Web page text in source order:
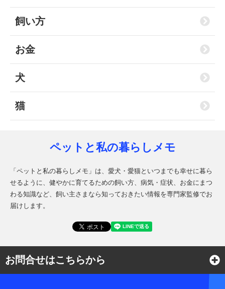
飼い方
お金
犬
猫
ペットと私の暮らしメモ
「ペットと私の暮らしメモ」は、愛犬・愛猫といつまでも幸せに暮ら
せるように、健やかに育てるための飼い方、病気・症状、お金にまつ
わる知識など、飼い主さまなら知っておきたい情報を専門家監修でお
届けします。
お問合せはこちらから